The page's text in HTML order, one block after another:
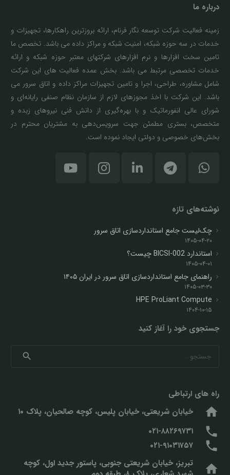
درباره ما
زمینه فعالیت شرکت توسعه نگار فرنام، ارائه بروزترین راهکارها، تجهیزات و
خدمات در سه حوزه شبکه، امنیت شبکه و مراکز داده می باشد. تخصص ما
تامین سخت افزارها و نرم افزارهای شرکتهای معتبر حوزه شبکه و ارائه
خدمات تخصصی مرتبط می باشد. بخش عمده فعالیت های این شرکت
شامل مشاوره، طراحی، اجرا و تامین تجهیزات مراکز داده و اتاق سرور می
باشد. این شرکت با اخذ مجوزهای لازم از سازمان نظام صنفی رایانه‌ای و
شورای عالی انفورماتیک و با بهره‌گیری از دانش فنی نیروهای زبده و
متخصص، بستری مطمئن جهت سرویس‌دهی به مشتریان محترم در
بخش‌های خصوصی و دولتی ایجاد نموده است.
نوشته‌های تازه
چک‌لیست جامع استانداردسازی اتاق سرور
۱۴۰۵-۰۴-۲۰
استاندارد BICSI-002 چیست؟
۱۴۰۵-۰۴-۰۱
راهنمای جامع استانداردسازی اتاق سرور در ایران ۱۴۰۵
۱۴۰۵-۰۳-۳۰
HPE ProLiant Compute
۱۴۰۴-۱۰-۱۵
جستجوی خود را آغاز کنید
راه های ارتباطی
home خیابان شریعتی، خیابان پلیس، کوچه صالحیان، پلاک ۱۰
phone ۰۲۱-۸۸۲۶۹۷۳۱
phone ۰۲۱-۹۱۰۳۱۷۵۷
home
تبریز، خیابان شریعتی جنوبی، پاستور جدید اول، کوچه